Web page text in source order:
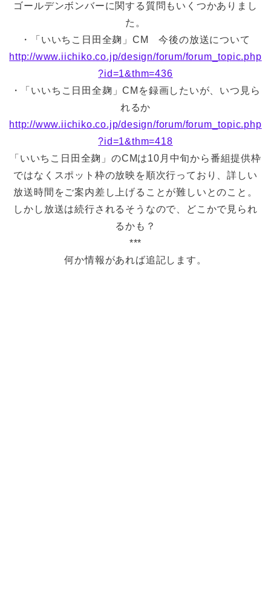
ゴールデンボンバーに関する質問もいくつかありまし
た。
・「いいちこ日田全麹」CM 今後の放送について
http://www.iichiko.co.jp/design/forum/forum_topic.php
?id=1&thm=436
・「いいちこ日田全麹」CMを録画したいが、いつ見ら
れるか
http://www.iichiko.co.jp/design/forum/forum_topic.php
?id=1&thm=418
「いいちこ日田全麹」のCMは10月中旬から番組提供枠
ではなくスポット枠の放映を順次行っており、詳しい
放送時間をご案内差し上げることが難しいとのこと。
しかし放送は続行されるそうなので、どこかで見られ
るかも？
***
何か情報があれば追記します。